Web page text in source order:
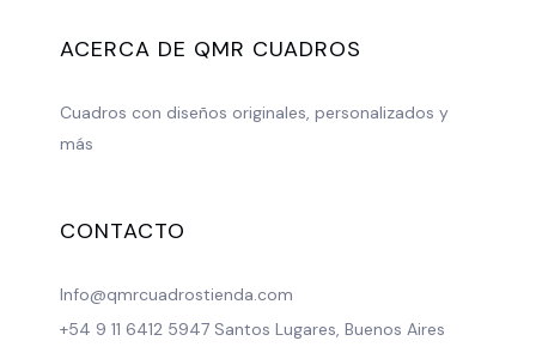
ACERCA DE QMR CUADROS
Cuadros con diseños originales, personalizados y
más
CONTACTO
Info@qmrcuadrostienda.com
+54 9 11 6412 5947 Santos Lugares, Buenos Aires